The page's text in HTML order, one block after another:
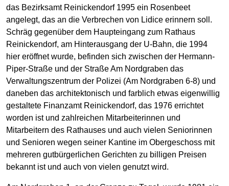
das Bezirksamt Reinickendorf 1995 ein Rosenbeet
angelegt, das an die Verbrechen von Lidice erinnern soll.
Schräg gegenüber dem Haupteingang zum Rathaus
Reinickendorf, am Hinterausgang der U-Bahn, die 1994
hier eröffnet wurde, befinden sich zwischen der Hermann-
Piper-Straße und der Straße Am Nordgraben das
Verwaltungszentrum der Polizei (Am Nordgraben 6-8) und
daneben das architektonisch und farblich etwas eigenwillig
gestaltete Finanzamt Reinickendorf, das 1976 errichtet
worden ist und zahlreichen Mitarbeiterinnen und
Mitarbeitern des Rathauses und auch vielen Seniorinnen
und Senioren wegen seiner Kantine im Obergeschoss mit
mehreren gutbürgerlichen Gerichten zu billigen Preisen
bekannt ist und auch von vielen genutzt wird.